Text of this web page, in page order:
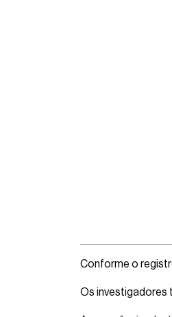
Conforme o
Os investigadores